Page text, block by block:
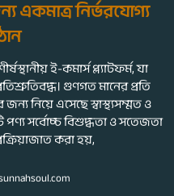
একমাত্র নির্ভরযোগ্য
ই-কমার্স প্ল্যাটফর্ম, যা
গুণগত মানের প্রতি
নিয়ে এসেছে স্বাস্থ্যসম্মত ও
পণ্য সর্বোচ্চ বিশুদ্ধতা ও সতেজতা
করা হয়,